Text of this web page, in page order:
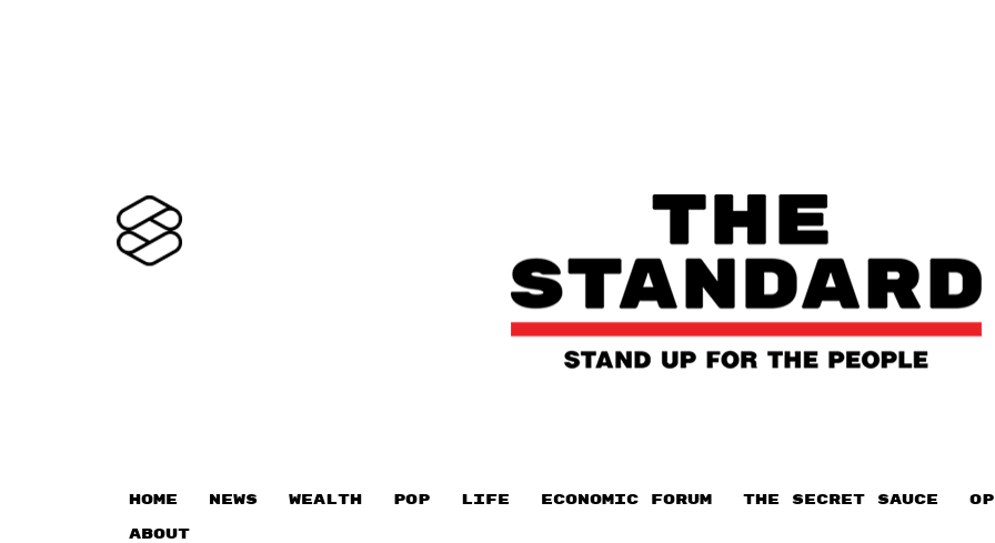
HOME NEWS WEALTH POP LIFE ECONOMIC FORUM THE SECRET SAUCE​
ABOUT